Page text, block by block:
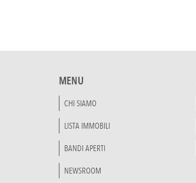
MENU
CHI SIAMO
LISTA IMMOBILI
BANDI APERTI
NEWSROOM